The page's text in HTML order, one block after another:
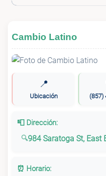
Cambio Latino
📍
Ubicación (857)
📮 Dirección:
984 Saratoga St, East
⏰ Horario: